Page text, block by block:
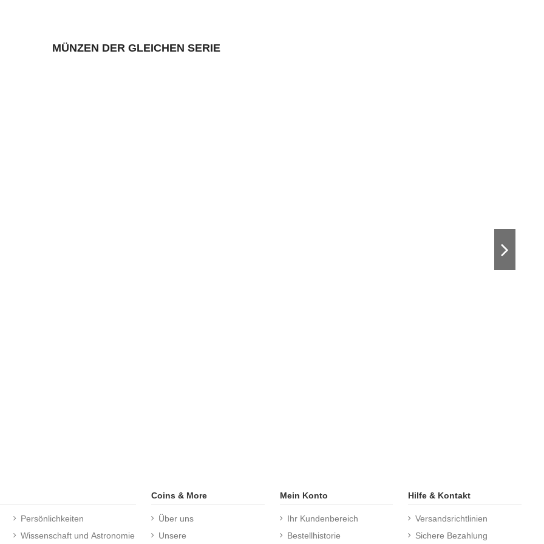
MÜNZEN DER GLEICHEN SERIE
Persönlichkeiten
Wissenschaft und Astronomie
Coins & More
Über uns
Unsere
Mein Konto
Ihr Kundenbereich
Bestellhistorie
Hilfe & Kontakt
Versandsrichtlinien
Sichere Bezahlung